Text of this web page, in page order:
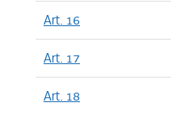
Art. 16
Art. 17
Art. 18